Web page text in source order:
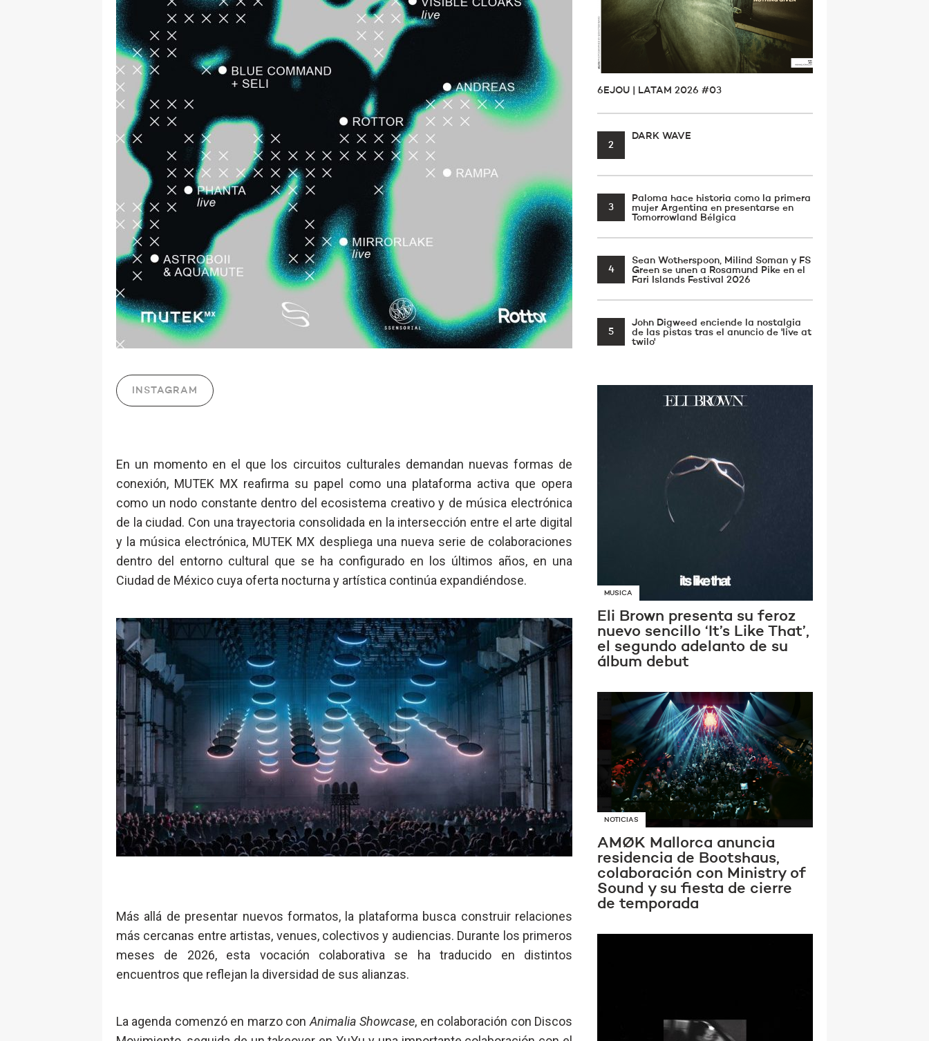
INSTAGRAM
En un momento en el que los circuitos culturales demandan nuevas formas de
conexión, MUTEK MX reafirma su papel como una plataforma activa que opera
como un nodo constante dentro del ecosistema creativo y de música electrónica
de la ciudad. Con una trayectoria consolidada en la intersección entre el arte digital
y la música electrónica, MUTEK MX despliega una nueva serie de colaboraciones
dentro del entorno cultural que se ha configurado en los últimos años, en una
Ciudad de México cuya oferta nocturna y artística continúa expandiéndose.
Más allá de presentar nuevos formatos, la plataforma busca construir relaciones
más cercanas entre artistas, venues, colectivos y audiencias. Durante los primeros
meses de 2026, esta vocación colaborativa se ha traducido en distintos
encuentros que reflejan la diversidad de sus alianzas.
La agenda comenzó en marzo con Animalia Showcase, en colaboración con Discos
6EJOU | LATAM 2026 #03
2
DARK WAVE
3
Paloma hace historia como la primera
mujer Argentina en presentarse en
Tomorrowland Bélgica
4
Sean Wotherspoon, Milind Soman y FS
Green se unen a Rosamund Pike en el
Fari Islands Festival 2026
5
John Digweed enciende la nostalgia
de las pistas tras el anuncio de 'live at
twilo'
MUSICA
Eli Brown presenta su feroz
nuevo sencillo ‘It’s Like That’,
el segundo adelanto de su
álbum debut
NOTICIAS
AMØK Mallorca anuncia
residencia de Bootshaus,
colaboración con Ministry of
Sound y su fiesta de cierre
de temporada